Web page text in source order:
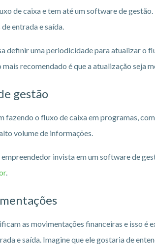
de caixa e tem até um software de
entrada e saída.
definir uma periodicidade para atualizar o
recomendado é que a atualização seja
gestão
fazendo o fluxo de caixa em programas,
volume de informações.
invista em um software de
.
as movimentações financeiras e isso
e saída. Imagine que ele gostaria de